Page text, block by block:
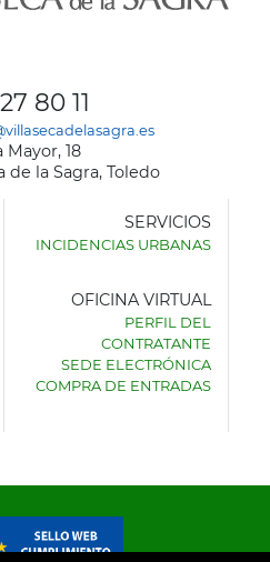
80 11
Mayor, 18
de la Sagra, Toledo
SERVICIOS
INCIDENCIAS URBANAS
OFICINA VIRTUAL
PERFIL DEL
CONTRATANTE
SEDE ELECTRÓNICA
COMPRA DE ENTRADAS